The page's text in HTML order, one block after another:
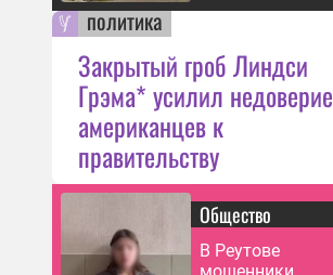
политика
Закрытый гроб Линдси
Грэма* усилил недоверие
американцев к
правительству
Общество
В Реутове